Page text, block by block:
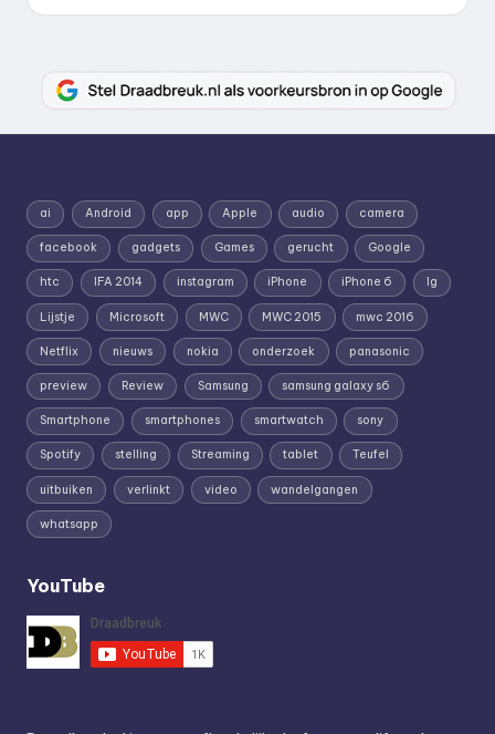
ai Android app Apple audio camera
facebook gadgets Games gerucht Google
htc IFA 2014 instagram iPhone iPhone 6 lg
Lijstje Microsoft MWC MWC 2015 mwc 2016
Netflix nieuws nokia onderzoek panasonic
preview Review Samsung samsung galaxy s6
Smartphone smartphones smartwatch sony
Spotify stelling Streaming tablet Teufel
uitbuiken verlinkt video wandelgangen
whatsapp
YouTube